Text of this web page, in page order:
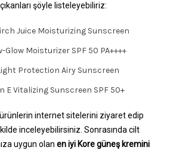
şöyle listeleyebiliriz:
Juice Moisturizing Sunscreen
Glow Moisturizer SPF 50 PA++++
Protection Airy Sunscreen
E Vitalizing Sunscreen SPF 50+
ürünlerin internet sitelerini ziyaret edip
inceleyebilirsiniz. Sonrasında cilt
uygun olan en iyi Kore güneş kremini